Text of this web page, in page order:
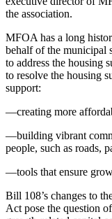
the association.
MFOA has a long
behalf of the municipal
to address the housing
to resolve the housing
support:
—creating more
—building vibrant
people, such as roads,
—tools that ensure
Bill 108’s changes to
Act pose the question